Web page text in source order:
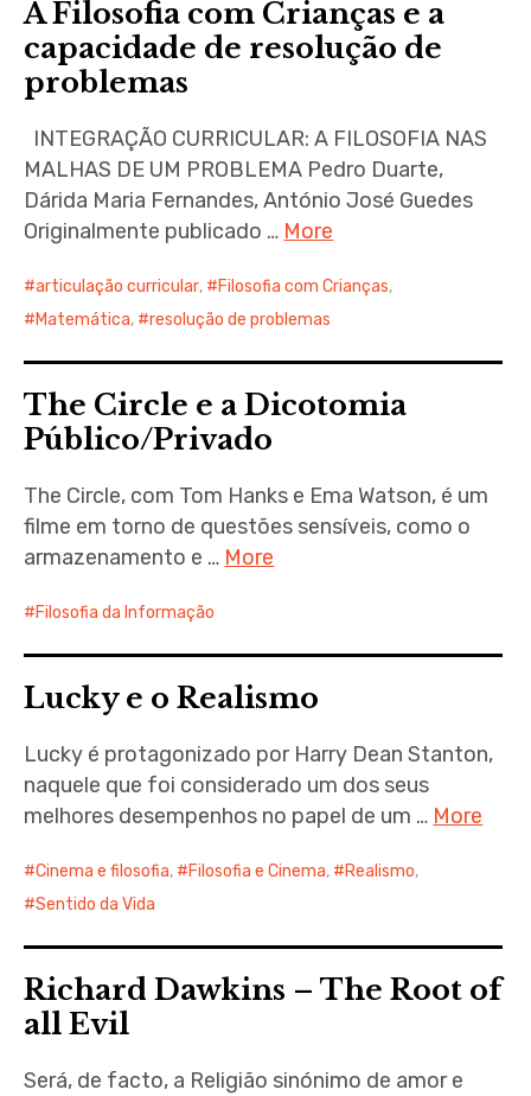
A Filosofia com Crianças e a
capacidade de resolução de
problemas
INTEGRAÇÃO CURRICULAR: A FILOSOFIA NAS
MALHAS DE UM PROBLEMA Pedro Duarte,
Dárida Maria Fernandes, António José Guedes
Originalmente publicado … More
articulação curricular, Filosofia com Crianças,
Matemática, resolução de problemas
The Circle e a Dicotomia
Público/Privado
The Circle, com Tom Hanks e Ema Watson, é um
filme em torno de questões sensíveis, como o
armazenamento e … More
Filosofia da Informação
Lucky e o Realismo
Lucky é protagonizado por Harry Dean Stanton,
naquele que foi considerado um dos seus
melhores desempenhos no papel de um … More
Cinema e filosofia, Filosofia e Cinema, Realismo,
Sentido da Vida
Richard Dawkins – The Root of
all Evil
Será, de facto, a Religião sinónimo de amor e